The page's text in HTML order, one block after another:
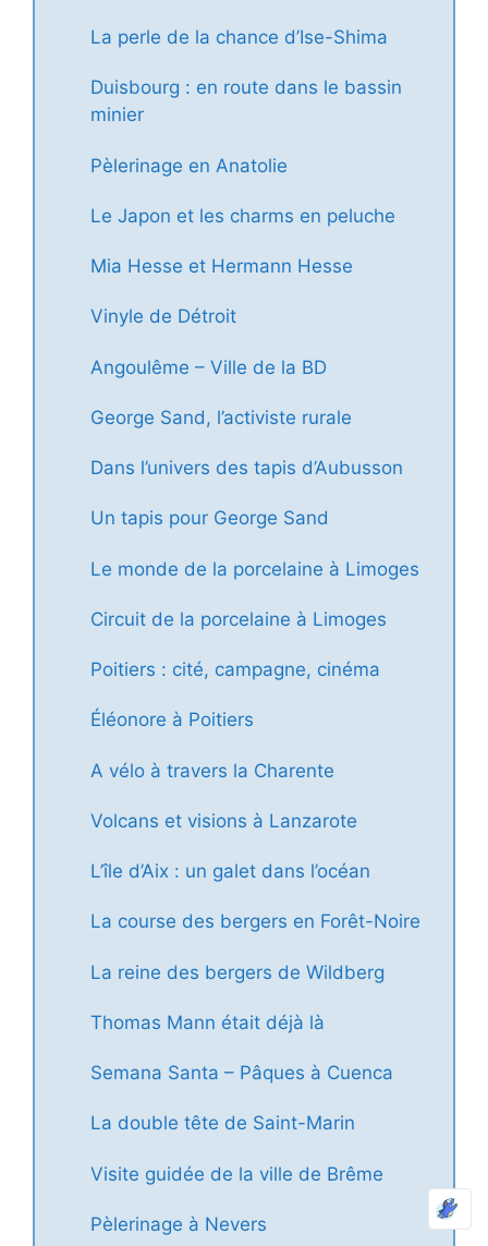
La perle de la chance d’Ise-Shima
Duisbourg : en route dans le bassin
minier
Pèlerinage en Anatolie
Le Japon et les charms en peluche
Mia Hesse et Hermann Hesse
Vinyle de Détroit
Angoulême – Ville de la BD
George Sand, l’activiste rurale
Dans l’univers des tapis d’Aubusson
Un tapis pour George Sand
Le monde de la porcelaine à Limoges
Circuit de la porcelaine à Limoges
Poitiers : cité, campagne, cinéma
Éléonore à Poitiers
A vélo à travers la Charente
Volcans et visions à Lanzarote
L’île d’Aix : un galet dans l’océan
La course des bergers en Forêt-Noire
La reine des bergers de Wildberg
Thomas Mann était déjà là
Semana Santa – Pâques à Cuenca
La double tête de Saint-Marin
Visite guidée de la ville de Brême
Pèlerinage à Nevers